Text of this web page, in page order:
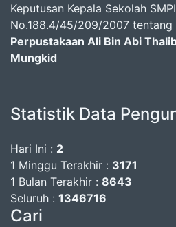
Keputusan Kepala Sekolah
No.188.4/45/209/2007 tentang
Perpustakaan Ali Bin Abi
Mungkid
Statistik Data
Hari Ini : 2
1 Minggu Terakhir : 3171
1 Bulan Terakhir : 8643
Seluruh : 1346716
Cari